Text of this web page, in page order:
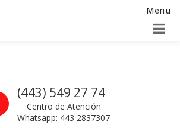
Menu
es nuestro negocio.
Call us
(443) 549 27 74
Centro de Atención
Whatsapp: 443 2837307